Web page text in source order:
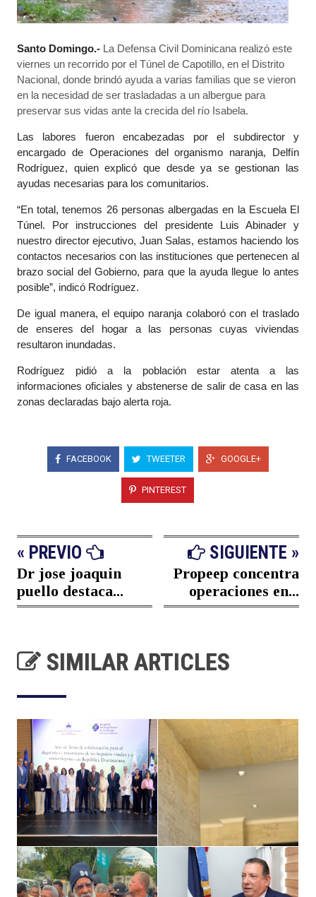
Santo Domingo.- La Defensa Civil Dominicana realizó este
viernes un recorrido por el Túnel de Capotillo, en el Distrito
Nacional, donde brindó ayuda a varias familias que se vieron
en la necesidad de ser trasladadas a un albergue para
preservar sus vidas ante la crecida del río Isabela.
Las labores fueron encabezadas por el subdirector y
encargado de Operaciones del organismo naranja, Delfín
Rodríguez, quien explicó que desde ya se gestionan las
ayudas necesarias para los comunitarios.
“En total, tenemos 26 personas albergadas en la Escuela El
Túnel. Por instrucciones del presidente Luis Abinader y
nuestro director ejecutivo, Juan Salas, estamos haciendo los
contactos necesarios con las instituciones que pertenecen al
brazo social del Gobierno, para que la ayuda llegue lo antes
posible”, indicó Rodríguez.
De igual manera, el equipo naranja colaboró con el traslado
de enseres del hogar a las personas cuyas viviendas
resultaron inundadas.
Rodríguez pidió a la población estar atenta a las
informaciones oficiales y abstenerse de salir de casa en las
zonas declaradas bajo alerta roja.
FACEBOOK TWEETER GOOGLE+
PINTEREST
« PREVIO
Dr jose joaquin
puello destaca...
SIGUIENTE »
Propeep concentra
operaciones en...
SIMILAR ARTICLES